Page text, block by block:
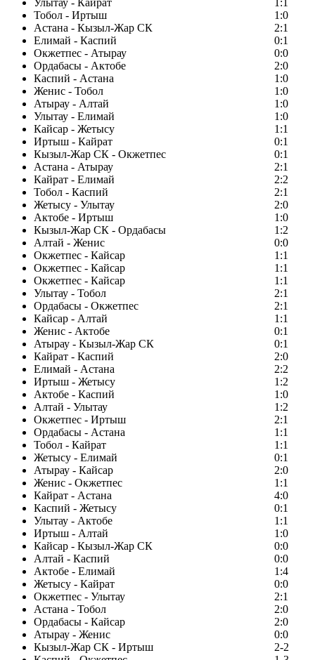
Улытау - Кайрат
1:1
Тобол - Иртыш
1:0
Астана - Кызыл-Жар СК
2:1
Елимай - Каспий
0:1
Окжетпес - Атырау
0:0
Ордабасы - Актобе
2:0
Каспий - Астана
1:0
Женис - Тобол
1:0
Атырау - Алтай
1:0
Улытау - Елимай
1:0
Кайсар - Жетысу
1:1
Иртыш - Кайрат
0:1
Кызыл-Жар СК - Окжетпес
0:1
Астана - Атырау
2:1
Кайрат - Елимай
2:2
Тобол - Каспий
2:1
Жетысу - Улытау
2:0
Актобе - Иртыш
1:0
Кызыл-Жар СК - Ордабасы
1:2
Алтай - Женис
0:0
Окжетпес - Кайсар
1:1
Окжетпес - Кайсар
1:1
Окжетпес - Кайсар
1:1
Улытау - Тобол
2:1
Ордабасы - Окжетпес
2:1
Кайсар - Алтай
1:1
Женис - Актобе
0:1
Атырау - Кызыл-Жар СК
0:1
Кайрат - Каспий
2:0
Елимай - Астана
2:2
Иртыш - Жетысу
1:2
Актобе - Каспий
1:0
Алтай - Улытау
1:2
Окжетпес - Иртыш
2:1
Ордабасы - Астана
1:1
Тобол - Кайрат
1:1
Жетысу - Елимай
0:1
Атырау - Кайсар
2:0
Женис - Окжетпес
1:1
Кайрат - Астана
4:0
Каспий - Жетысу
0:1
Улытау - Актобе
1:1
Иртыш - Алтай
1:0
Кайсар - Кызыл-Жар СК
0:0
Алтай - Каспий
0:0
Актобе - Елимай
1:4
Жетысу - Кайрат
0:0
Окжетпес - Улытау
2:1
Астана - Тобол
2:0
Ордабасы - Кайсар
2:0
Атырау - Женис
0:0
Кызыл-Жар СК - Иртыш
2-2